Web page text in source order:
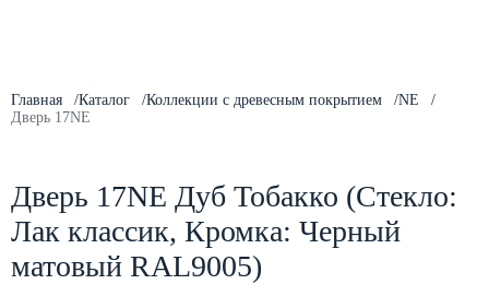
Главная Каталог Коллекции с древесным покрытием
NE
Дверь 17NE
Дверь 17NE Дуб Тобакко (Стекло:
Лак классик, Кромка: Черный
матовый RAL9005)